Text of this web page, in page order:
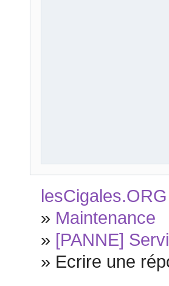
» Maintenance
» [PANNE]
» Ecrire une